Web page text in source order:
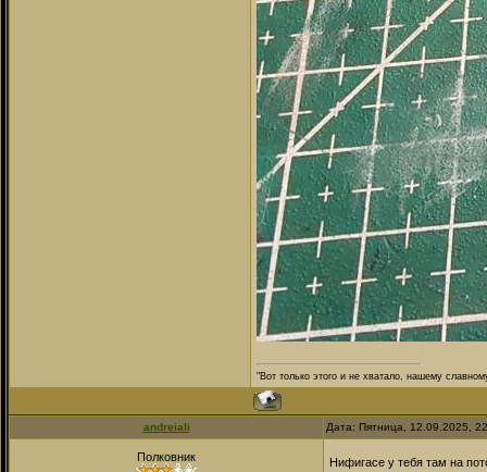
"Вот только этого и не хватало, нашему
andreiali Дата: Пятница, 12.09.2025,
Полковник
Нифигасе у тебя там на